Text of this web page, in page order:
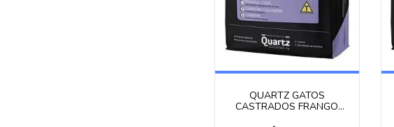
QUARTZ GATOS
CASTRADOS FRANGO